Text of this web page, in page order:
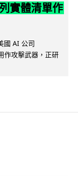
實體清單作
國 AI 公司
攻擊武器，正研